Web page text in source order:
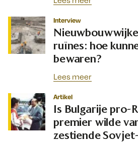
Interview
ruïnes: hoe
bewaren?
Lees meer
Artikel
Is Bulgarije pro-
premier wilde
zestiende